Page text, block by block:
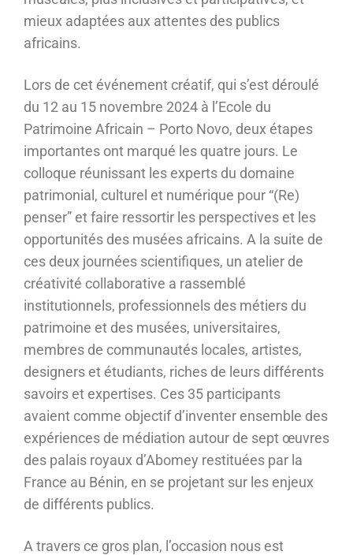
mieux adaptées aux attentes des publics
africains.
Lors de cet événement créatif, qui s’est déroulé
du 12 au 15 novembre 2024 à l’Ecole du
Patrimoine Africain – Porto Novo, deux étapes
importantes ont marqué les quatre jours. Le
colloque réunissant les experts du domaine
patrimonial, culturel et numérique pour “(Re)
penser” et faire ressortir les perspectives et les
opportunités des musées africains. A la suite de
ces deux journées scientifiques, un atelier de
créativité collaborative a rassemblé
institutionnels, professionnels des métiers du
patrimoine et des musées, universitaires,
membres de communautés locales, artistes,
designers et étudiants, riches de leurs différents
savoirs et expertises. Ces 35 participants
avaient comme objectif d’inventer ensemble des
expériences de médiation autour de sept œuvres
des palais royaux d’Abomey restituées par la
France au Bénin, en se projetant sur les enjeux
de différents publics.
A travers ce gros plan, l’occasion nous est